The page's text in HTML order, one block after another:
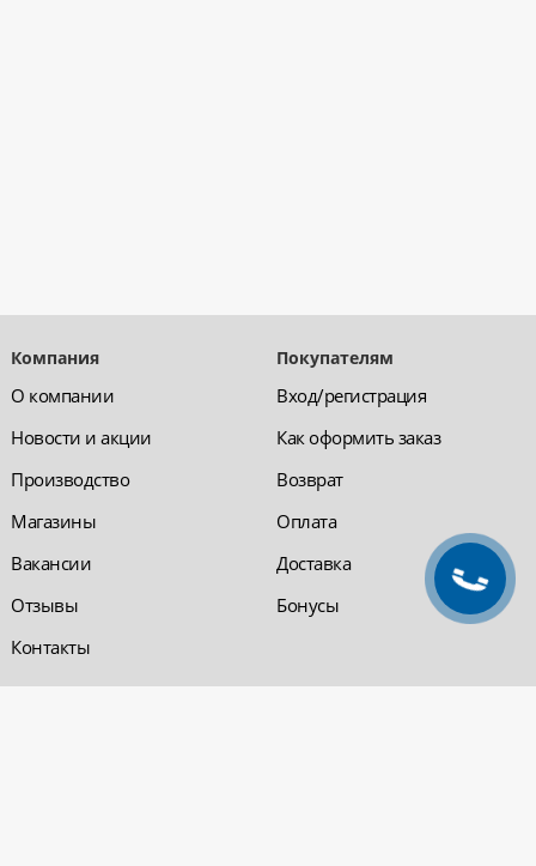
Компания
О компании
Новости и акции
Производство
Магазины
Вакансии
Отзывы
Контакты
Покупателям
Вход/регистрация
Как оформить заказ
Возврат
Оплата
Доставка
Бонусы
Обратная связь Компания «220 ВСЯ